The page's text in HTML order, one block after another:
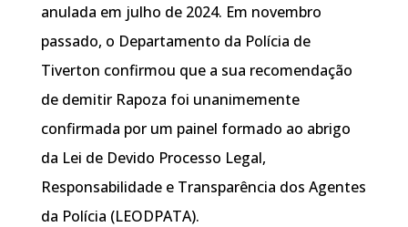
anulada em julho de 2024. Em novembro
passado, o Departamento da Polícia de
Tiverton confirmou que a sua recomendação
de demitir Rapoza foi unanimemente
confirmada por um painel formado ao abrigo
da Lei de Devido Processo Legal,
Responsabilidade e Transparência dos Agentes
da Polícia (LEODPATA).